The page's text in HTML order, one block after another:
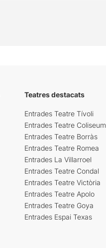
Teatres destacats
Entrades Teatre Tívoli
Entrades Teatre Coliseum
Entrades Teatre Borràs
Entrades Teatre Romea
Entrades La Villarroel
Entrades Teatre Condal
Entrades Teatre Victòria
Entrades Teatre Apolo
Entrades Teatre Goya
Entrades Espai Texas